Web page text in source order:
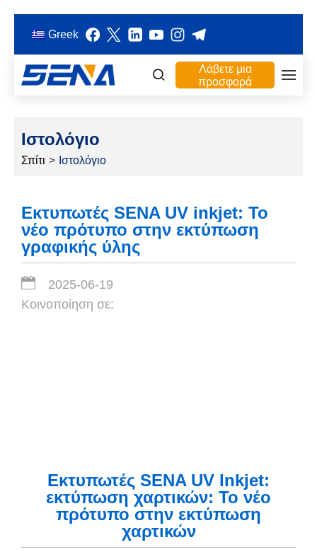
Greek
Λάβετε μια
προσφορά
Ιστολόγιο
Σπίτι > Ιστολόγιο
Εκτυπωτές SENA UV inkjet: Το
νέο πρότυπο στην εκτύπωση
γραφικής ύλης
2025-06-19
Κοινοποίηση σε:
Εκτυπωτές SENA UV Inkjet:
εκτύπωση χαρτικών: Το νέο
πρότυπο στην εκτύπωση
χαρτικών